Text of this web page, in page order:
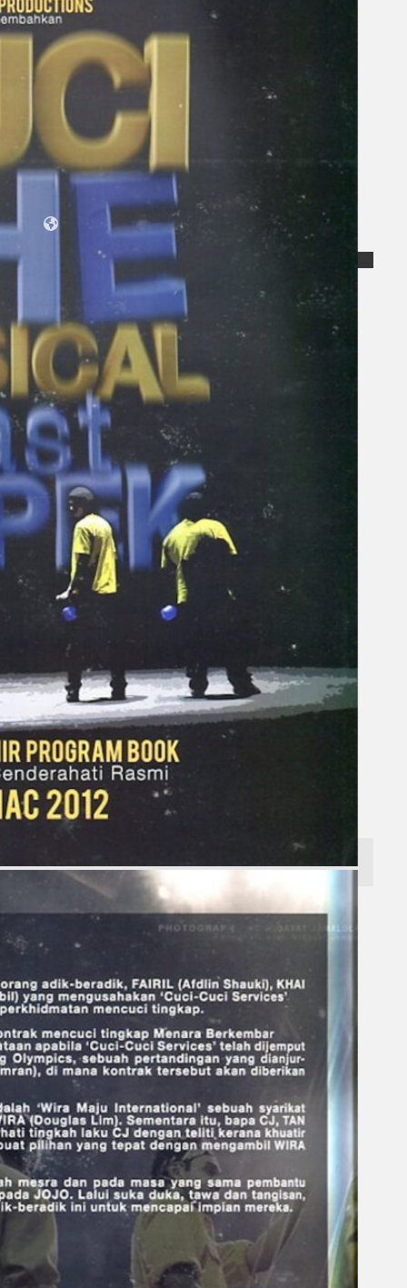
Koleksi Kami
Teater
Tarian
Artikel
Penapisan
Sejarah Lisan
Mengenai Kami
Hubungi Kami
Cari laman web
Gelintar
×